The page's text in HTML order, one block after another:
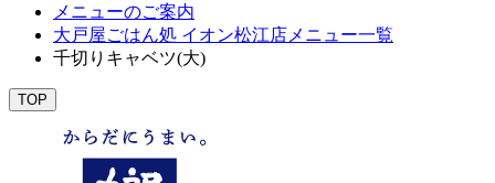
メニューのご案内
大戸屋ごはん処 イオン松江店メニュー一覧
千切りキャベツ(大)
TOP